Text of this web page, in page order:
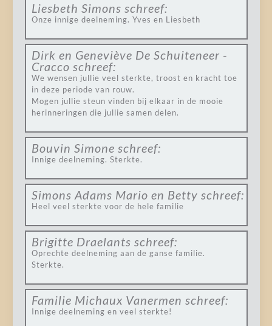
Liesbeth Simons schreef:
Onze innige deelneming. Yves en Liesbeth
Dirk en Geneviève De Schuiteneer -
Cracco schreef:
We wensen jullie veel sterkte, troost en kracht toe
in deze periode van rouw.
Mogen jullie steun vinden bij elkaar in de mooie
herinneringen die jullie samen delen.
Bouvin Simone schreef:
Innige deelneming. Sterkte.
Simons Adams Mario en Betty schreef:
Heel veel sterkte voor de hele familie
Brigitte Draelants schreef:
Oprechte deelneming aan de ganse familie.
Sterkte.
Familie Michaux Vanermen schreef:
Innige deelneming en veel sterkte!